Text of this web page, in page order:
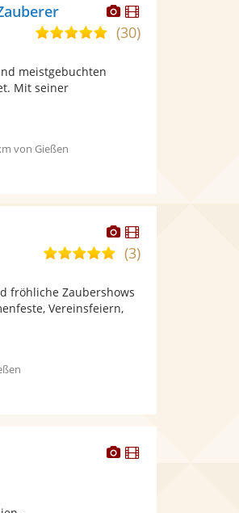
Dieser
Künstler
stellt
Dieser
Künstler
5,0(30)
meistgebuchten
Mit seiner
von Gießen
Dieser
Künstler
stellt
bereit.
Dieser
Künstler
4,8
5
Sternen
(3)
fröhliche Zaubershows
Vereinsfeiern,
DieserDieser